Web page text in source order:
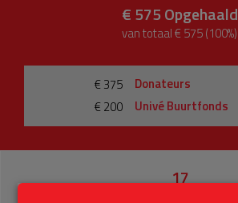
€ 575Opgehaald
van totaal € 575 (100%)
€ 375
Donateurs
€ 200
Univé Buurtfonds
17